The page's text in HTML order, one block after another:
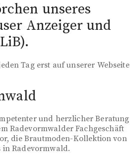
unseres
Anzeiger und
Tag erst auf unserer Webseite
und herzlicher Beratung
Radevormwalder Fachgeschäft
die Brautmoden-Kollektion von
in Radevormwald.